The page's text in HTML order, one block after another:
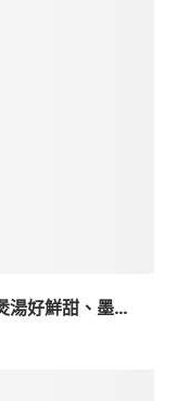
湯好鮮甜、墨...